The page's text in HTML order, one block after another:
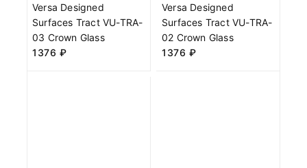
Versa Designed
Surfaces Tract VU-TRA-
03 Crown Glass
1376 ₽
Versa Designed
Surfaces Tract VU-TRA-
02 Crown Glass
1376 ₽